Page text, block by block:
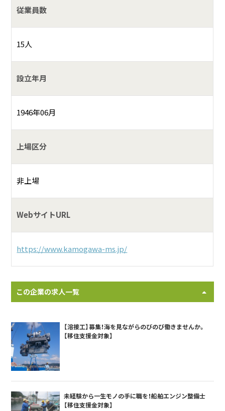
従業員数
15人
設立年月
1946年06月
上場区分
非上場
WebサイトURL
https://www.kamogawa-ms.jp/
この企業の求人一覧
【溶接工】募集！海を見ながらのびのび働きませんか。
【移住支援金対象】
未経験から一生モノの手に職を！船舶エンジン整備士
【移住支援金対象】